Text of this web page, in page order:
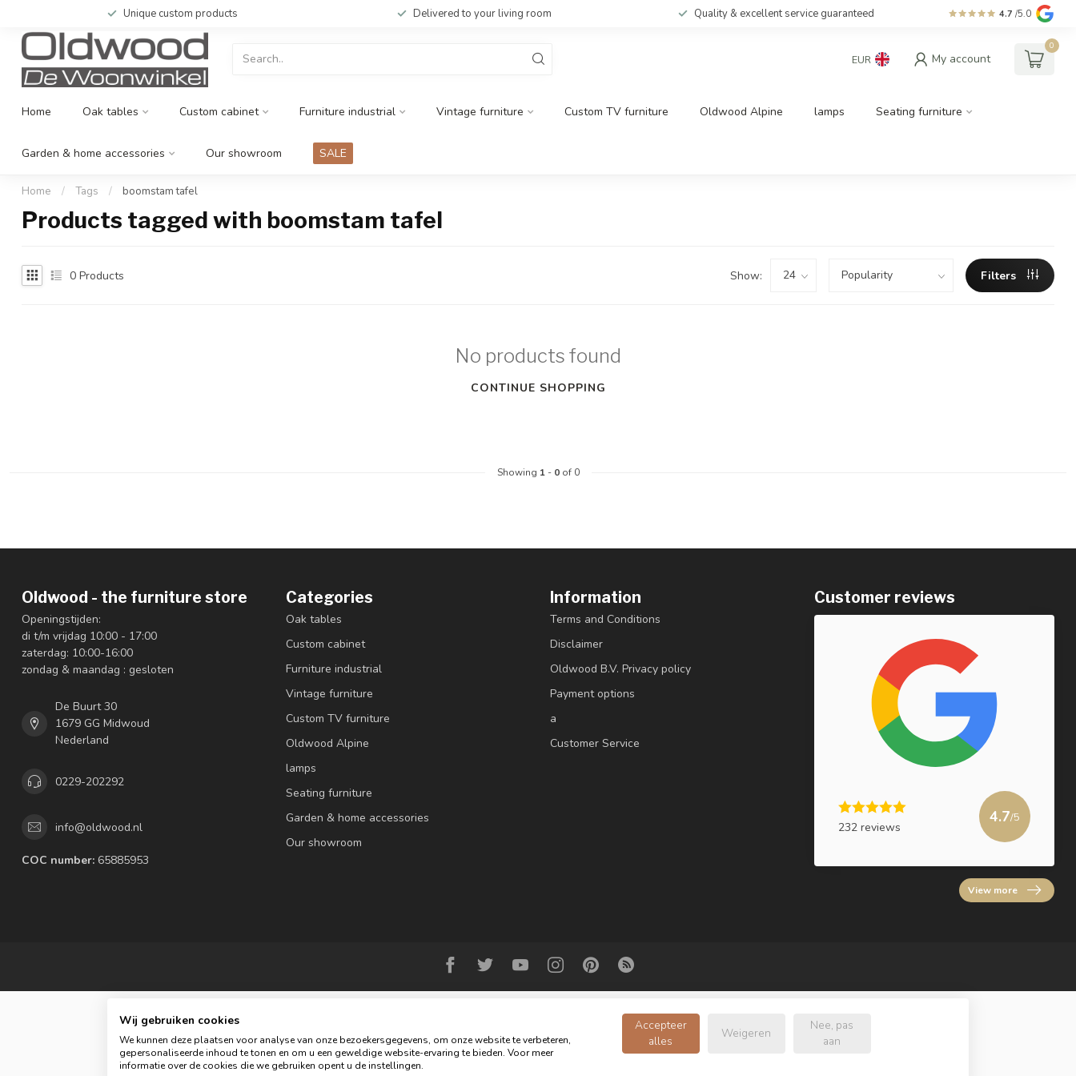
Unique custom products Delivered to your living room Quality & excellent service guaranteed 4.7 /5.0
EUR My account
0
Home Oak tables Custom cabinet Furniture industrial Vintage furniture Custom TV furniture Oldwood Alpine lamps Seating furniture
Garden & home accessories Our showroom SALE
Home / Tags / boomstam tafel
Products tagged with boomstam tafel
0 Products Show: Filters
No products found
CONTINUE SHOPPING
Showing 1- 0of 0
Oldwood - the furniture store
Openingstijden:
di t/m vrijdag 10:00 - 17:00
zaterdag: 10:00-16:00
zondag & maandag : gesloten
De Buurt 30
1679 GG Midwoud
Nederland
0229-202292
info@oldwood.nl
COC number: 65885953
Categories
Oak tables
Custom cabinet
Furniture industrial
Vintage furniture
Custom TV furniture
Oldwood Alpine
lamps
Seating furniture
Garden & home accessories
Our showroom
Information
Terms and Conditions
Disclaimer
Oldwood B.V. Privacy policy
Payment options
a
Customer Service
Customer reviews
232 reviews
4.7/5
View more
© Copyright 2026 Oldwood - the furniture store - Powered by
Wij gebruiken cookies
We kunnen deze plaatsen voor analyse van onze bezoekersgegevens, om onze website te verbeteren,
gepersonaliseerde inhoud te tonen en om u een geweldige website-ervaring te bieden. Voor meer
informatie over de cookies die we gebruiken opent u de instellingen.
Accepteer
alles
Weigeren
Nee, pas
aan